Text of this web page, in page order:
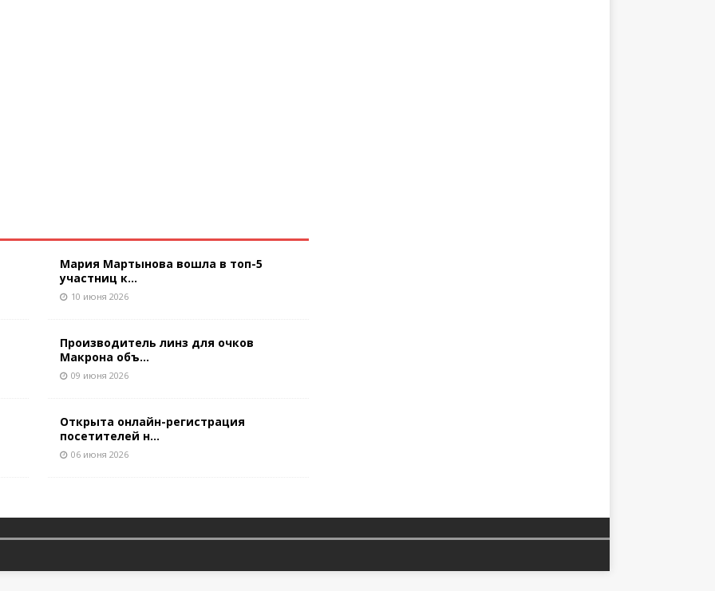
Мария Мартынова вошла в топ-5
участниц к...
10 июня 2026
Производитель линз для очков
Макрона объ...
09 июня 2026
Открыта онлайн-регистрация
посетителей н...
06 июня 2026